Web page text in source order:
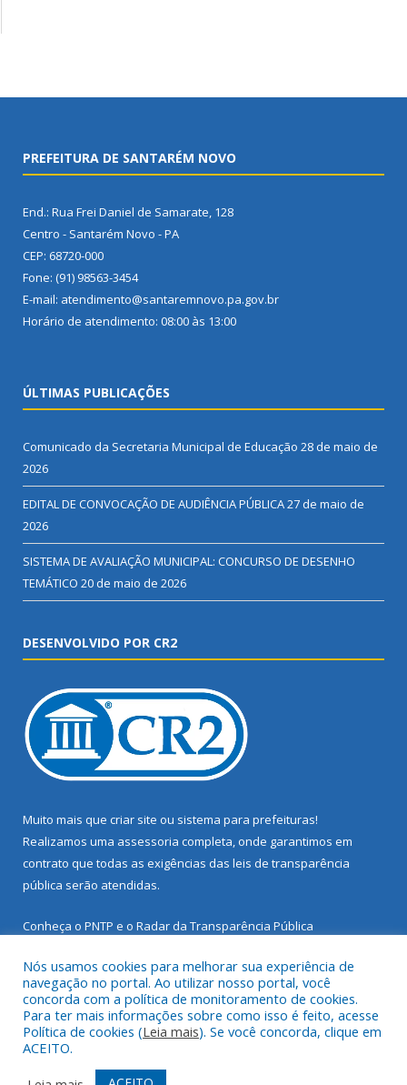
PREFEITURA DE SANTARÉM NOVO
End.: Rua Frei Daniel de Samarate, 128
Centro - Santarém Novo - PA
CEP: 68720-000
Fone: (91) 98563-3454
E-mail: atendimento@santaremnovo.pa.gov.br
Horário de atendimento: 08:00 às 13:00
ÚLTIMAS PUBLICAÇÕES
Comunicado da Secretaria Municipal de Educação 28 de maio de
2026
EDITAL DE CONVOCAÇÃO DE AUDIÊNCIA PÚBLICA27 de maio de
2026
SISTEMA DE AVALIAÇÃO MUNICIPAL: CONCURSO DE DESENHO
TEMÁTICO 20 de maio de 2026
DESENVOLVIDO POR CR2
Muito mais que criar site ou sistema para prefeituras!
Realizamos uma assessoria completa, onde garantimos em
contrato que todas as exigências das leis de transparência
pública serão atendidas.
Conheça o PNTP e o Radar da Transparência Pública
Todos os direitos reservados a Prefeitura Municipal de Santarém
Novo.
Mapa do Site Acessar Área Administrativa
Nós usamos cookies para melhorar sua experiência de
navegação no portal. Ao utilizar nosso portal, você
concorda com a política de monitoramento de cookies.
Para ter mais informações sobre como isso é feito, acesse
Política de cookies (Leia mais). Se você concorda, clique em
ACEITO.